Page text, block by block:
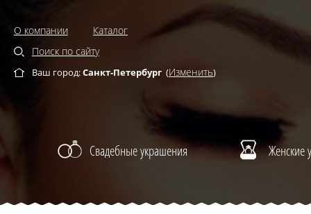
О компании
Каталог
Поиск по сайту
Ваш город:Санкт-Петербург (Изменить)
Свадебные украшения Женские